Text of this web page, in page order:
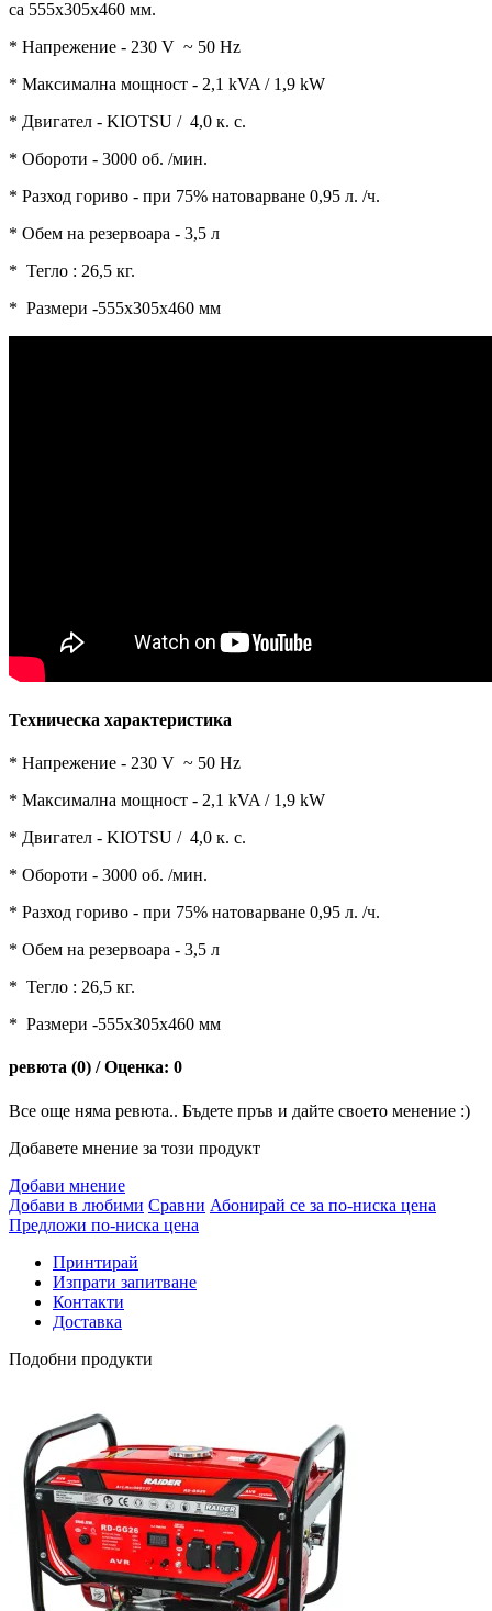
са 555х305x460 мм.
* Напрежение - 230 V ~ 50 Hz
* Максимална мощност - 2,1 kVA / 1,9 kW
* Двигател - KIOTSU / 4,0 к. с.
* Обороти - 3000 об. /мин.
* Разход гориво - при 75% натоварване 0,95 л. /ч.
* Обем на резервоара - 3,5 л
* Тегло : 26,5 кг.
* Размери -555х305x460 мм
Техническа характеристика
* Напрежение - 230 V ~ 50 Hz
* Максимална мощност - 2,1 kVA / 1,9 kW
* Двигател - KIOTSU / 4,0 к. с.
* Обороти - 3000 об. /мин.
* Разход гориво - при 75% натоварване 0,95 л. /ч.
* Обем на резервоара - 3,5 л
* Тегло : 26,5 кг.
* Размери -555х305x460 мм
ревюта (0) / Оценка: 0
Все още няма ревюта.. Бъдете пръв и дайте своето менение :)
Добавете мнение за този продукт
Добави мнение
Добави в любими Сравни Абонирай се за по-ниска цена
Предложи по-ниска цена
Принтирай
Изпрати запитване
Контакти
Доставка
Подобни продукти